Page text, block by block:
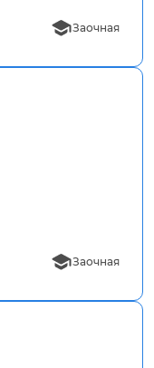
Заочная
Заочная